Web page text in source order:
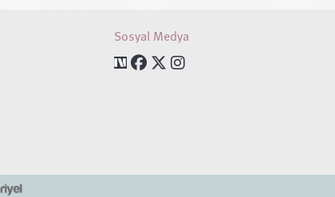
Sosyal Medya